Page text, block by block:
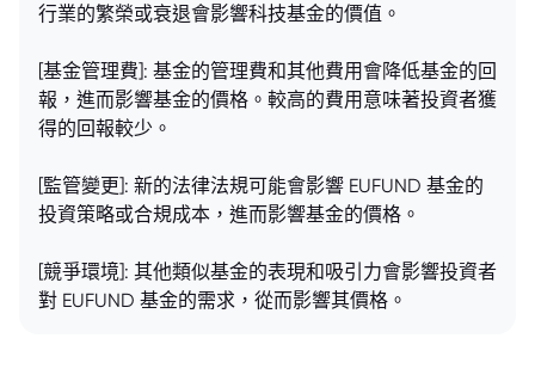
行業的繁榮或衰退會影響科技基金的價值。
[基金管理費]: 基金的管理費和其他費用會降低基金的回
報，進而影響基金的價格。較高的費用意味著投資者獲
得的回報較少。
[監管變更]: 新的法律法規可能會影響 EUFUND 基金的
投資策略或合規成本，進而影響基金的價格。
[競爭環境]: 其他類似基金的表現和吸引力會影響投資者
對 EUFUND 基金的需求，從而影響其價格。